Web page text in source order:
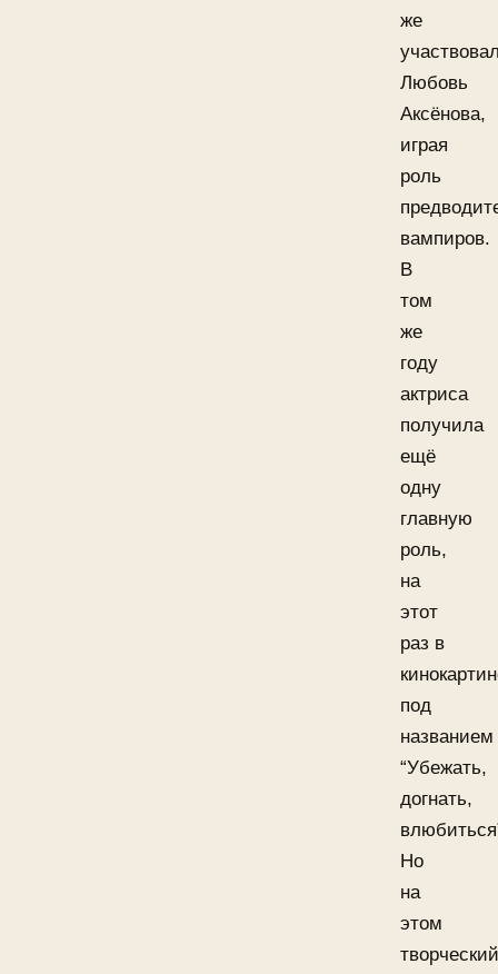
же
Любовь
Аксёнова,
играя
роль
вампиров.
В
том
же
году
актриса
получила
ещё
одну
главную
роль,
на
этот
раз в
под
названием
“Убежать,
догнать,
Но
на
этом
творческий